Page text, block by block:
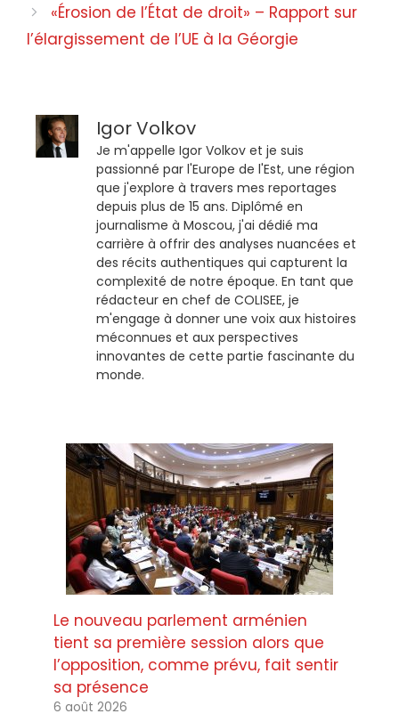
«Érosion de l’État de droit» – Rapport sur
l’élargissement de l’UE à la Géorgie
Igor Volkov
Je m'appelle Igor Volkov et je suis
passionné par l'Europe de l'Est, une région
que j'explore à travers mes reportages
depuis plus de 15 ans. Diplômé en
journalisme à Moscou, j'ai dédié ma
carrière à offrir des analyses nuancées et
des récits authentiques qui capturent la
complexité de notre époque. En tant que
rédacteur en chef de COLISEE, je
m'engage à donner une voix aux histoires
méconnues et aux perspectives
innovantes de cette partie fascinante du
monde.
Le nouveau parlement arménien
tient sa première session alors que
l’opposition, comme prévu, fait sentir
sa présence
6 août 2026